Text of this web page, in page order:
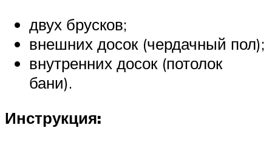
двух брусков;
внешних досок (чердачный пол);
внутренних досок (потолок
бани).
Инструкция: